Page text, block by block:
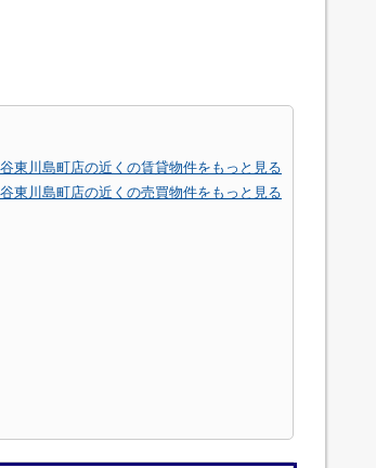
東川島町店の近くの賃貸物件をもっと見る
東川島町店の近くの売買物件をもっと見る